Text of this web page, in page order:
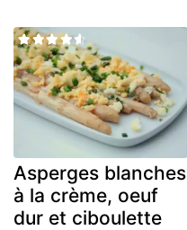
Asperges blanches
à la crème, oeuf
dur et ciboulette